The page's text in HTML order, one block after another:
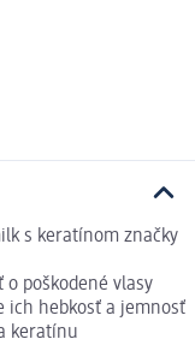
s keratínom značky
poškodené vlasy
ich hebkosť a jemnosť
keratínu